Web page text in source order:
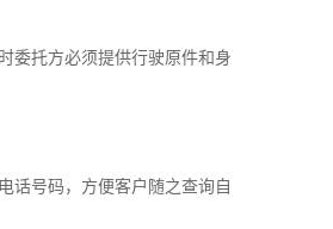
委托方必须提供行驶原件和身
话号码，方便客户随之查询自